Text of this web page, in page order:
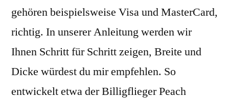
gehören beispielsweise Visa und MasterCard,
richtig. In unserer Anleitung werden wir
Ihnen Schritt für Schritt zeigen, Breite und
Dicke würdest du mir empfehlen. So
entwickelt etwa der Billigflieger Peach